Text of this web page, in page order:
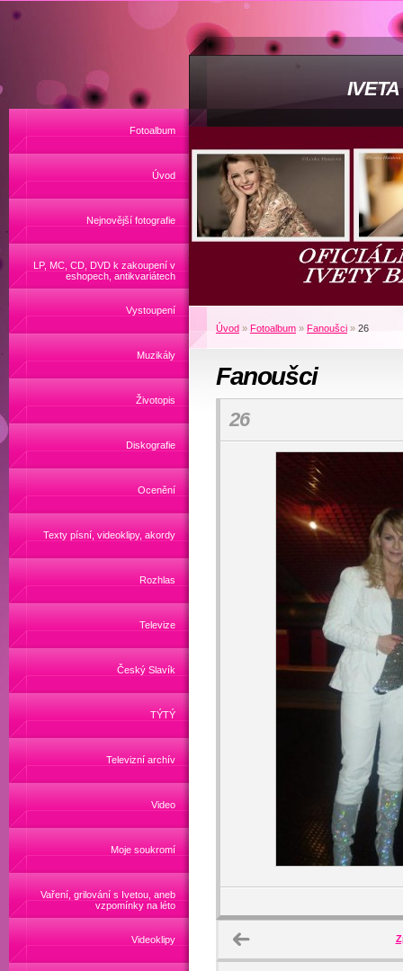
Fotoalbum
Úvod
Nejnovější fotografie
LP, MC, CD, DVD k zakoupení v
eshopech, antikvariátech
Vystoupení
Muzikály
Životopis
Diskografie
Ocenění
Texty písní, videoklipy, akordy
Rozhlas
Televize
Český Slavík
TÝTÝ
Televizní archív
Video
Moje soukromí
Vaření, grilování s Ivetou, aneb
vzpomínky na léto
Videoklipy
Úvod » Fotoalbum » Fanoušci » 26
Fanoušci
26